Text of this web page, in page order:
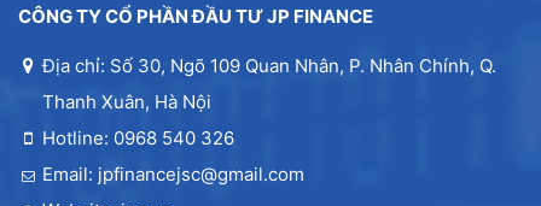
CÔNG TY CỔ PHẦN ĐẦU TƯ JP FINANCE
Địa chỉ: Số 30, Ngõ 109 Quan Nhân, P. Nhân Chính, Q.
Thanh Xuân, Hà Nội
Hotline: 0968 540 326
Email: jpfinancejsc@gmail.com